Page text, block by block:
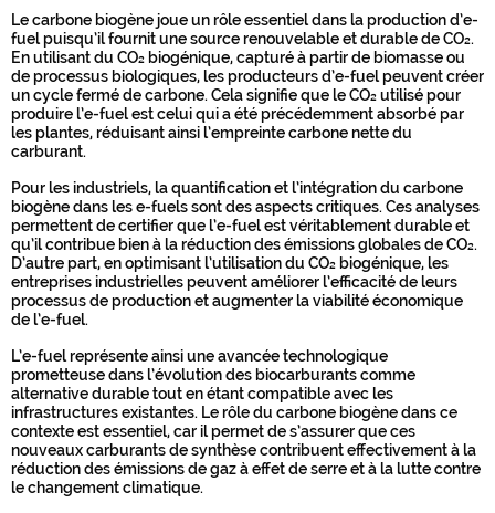
Le carbone biogène joue un rôle essentiel dans la production d’e-
fuel puisqu’il fournit une source renouvelable et durable de CO₂.
En utilisant du CO₂ biogénique, capturé à partir de biomasse ou
de processus biologiques, les producteurs d’e-fuel peuvent créer
un cycle fermé de carbone. Cela signifie que le CO₂ utilisé pour
produire l’e-fuel est celui qui a été précédemment absorbé par
les plantes, réduisant ainsi l’empreinte carbone nette du
carburant.
Pour les industriels, la quantification et l’intégration du carbone
biogène dans les e-fuels sont des aspects critiques. Ces analyses
permettent de certifier que l’e-fuel est véritablement durable et
qu’il contribue bien à la réduction des émissions globales de CO₂.
D’autre part, en optimisant l’utilisation du CO₂ biogénique, les
entreprises industrielles peuvent améliorer l’efficacité de leurs
processus de production et augmenter la viabilité économique
de l’e-fuel.
L’e-fuel représente ainsi une avancée technologique
prometteuse dans l’évolution des biocarburants comme
alternative durable tout en étant compatible avec les
infrastructures existantes. Le rôle du carbone biogène dans ce
contexte est essentiel, car il permet de s’assurer que ces
nouveaux carburants de synthèse contribuent effectivement à la
réduction des émissions de gaz à effet de serre et à la lutte contre
le changement climatique.